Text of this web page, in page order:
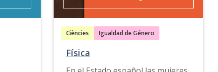
Ciències Igualdad de Género
Física